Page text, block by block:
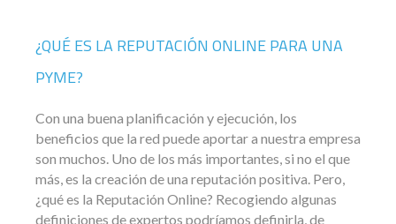
¿QUÉ ES LA REPUTACIÓN ONLINE PARA UNA
PYME?
Con una buena planificación y ejecución, los
beneficios que la red puede aportar a nuestra empresa
son muchos. Uno de los más importantes, si no el que
más, es la creación de una reputación positiva. Pero,
¿qué es la Reputación Online? Recogiendo algunas
definiciones de expertos podríamos definirla, de